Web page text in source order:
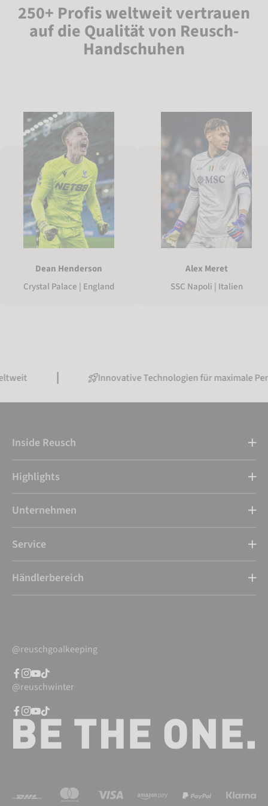
250+ Profis weltweit vertrauen
auf die Qualität von Reusch-
Handschuhen
Dean Henderson
Crystal Palace | England
Alex Meret
SSC Napoli | Italien
Innovative Technologien für maximale Performance
Inside Reusch
Highlights
Unternehmen
Service
Händlerbereich
@reuschgoalkeeping
@reuschwinter